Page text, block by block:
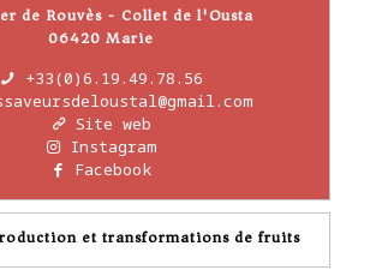
et transformations de fruits
de Rouvès - Collet de l'Ousta
06420 Marie
+33(0)6.19.49.78.56
Site web
Instagram
Facebook